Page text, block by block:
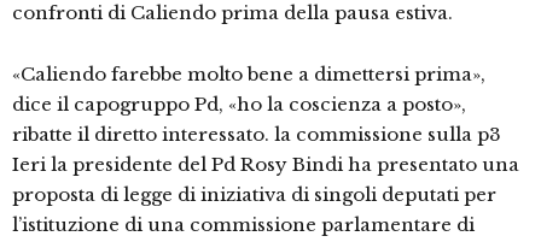
confronti di Caliendo prima della pausa estiva.
«Caliendo farebbe molto bene a dimettersi prima»,
dice il capogruppo Pd, «ho la coscienza a posto»,
ribatte il diretto interessato. la commissione sulla p3
Ieri la presidente del Pd Rosy Bindi ha presentato una
proposta di legge di iniziativa di singoli deputati per
l’istituzione di una commissione parlamentare di